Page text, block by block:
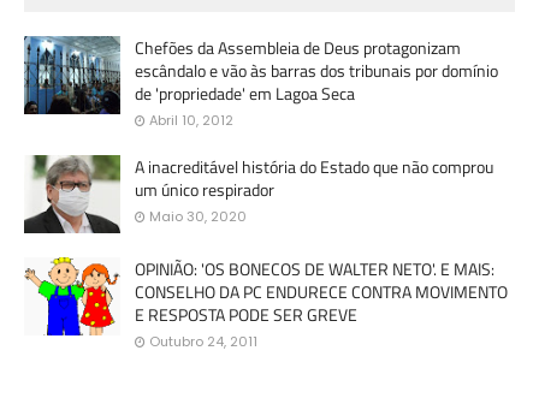
Chefões da Assembleia de Deus protagonizam
escândalo e vão às barras dos tribunais por domínio
de 'propriedade' em Lagoa Seca
Abril 10, 2012
A inacreditável história do Estado que não comprou
um único respirador
Maio 30, 2020
OPINIÃO: 'OS BONECOS DE WALTER NETO'. E MAIS:
CONSELHO DA PC ENDURECE CONTRA MOVIMENTO
E RESPOSTA PODE SER GREVE
Outubro 24, 2011